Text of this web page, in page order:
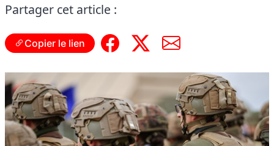
Partager cet article :
Copier le lien